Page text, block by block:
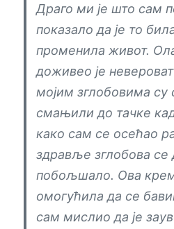
Драго ми је што сам
показало да је то
променила живот.
доживео је
мојим зглобовима су
смањили до тачке
како сам се осећао
здравље зглобова се
побољшало. Ова
омогућила да се
сам мислио да је